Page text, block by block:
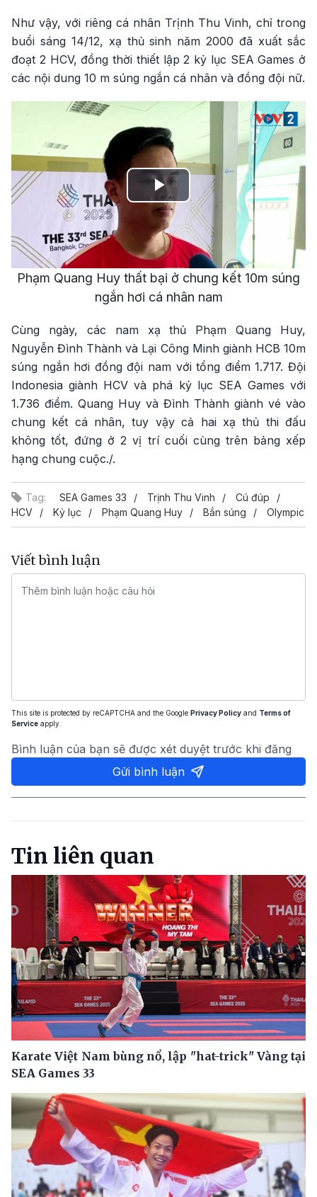
Như vậy, với riêng cá nhân Trịnh Thu Vinh, chỉ trong
buổi sáng 14/12, xạ thủ sinh năm 2000 đã xuất sắc
đoạt 2 HCV, đồng thời thiết lập 2 kỷ lục SEA Games ở
các nội dung 10 m súng ngắn cá nhân và đồng đội nữ.
Play
Video
Phạm Quang Huy thất bại ở chung kết 10m súng
ngắn hơi cá nhân nam
Cùng ngày, các nam xạ thủ Phạm Quang Huy,
Nguyễn Đình Thành và Lại Công Minh giành HCB 10m
súng ngắn hơi đồng đội nam với tổng điểm 1.717. Đội
Indonesia giành HCV và phá kỷ lục SEA Games với
1.736 điểm. Quang Huy và Đình Thành giành vé vào
chung kết cá nhân, tuy vậy cả hai xạ thủ thi đấu
không tốt, đứng ở 2 vị trí cuối cùng trên bảng xếp
hạng chung cuộc./.
Tag: SEA Games 33 Trịnh Thu Vinh
Cú đúp
HCV
Kỷ lục Phạm Quang Huy Bắn súng Olympic
Viết bình luận
This site is protected by reCAPTCHA and the Google Privacy Policy and Terms of
Service apply.
Bình luận của bạn sẽ được xét duyệt trước khi đăng
Gửi bình luận
Tin liên quan
Karate Việt Nam bùng nổ, lập "hat-trick" Vàng tại
SEA Games 33